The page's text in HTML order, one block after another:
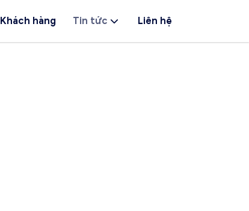
Khách hàng Tin tức Liên hệ